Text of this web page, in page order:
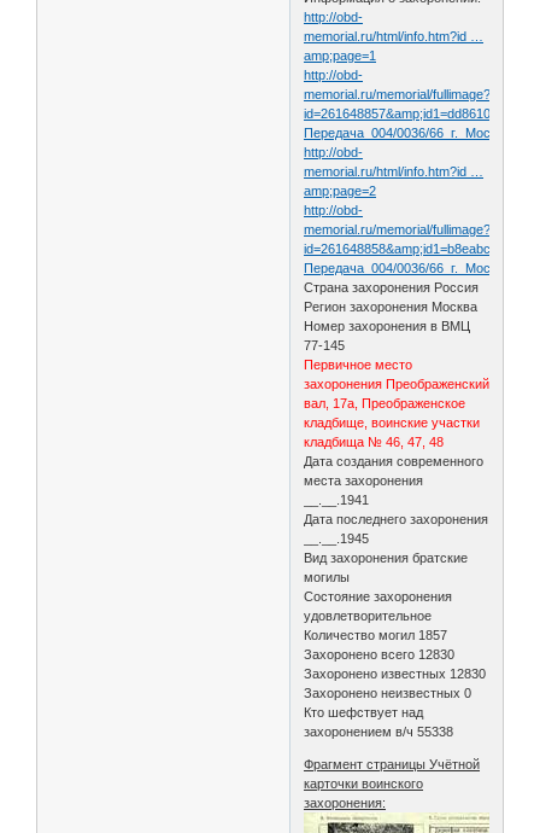
http://obd-
memorial.ru/html/info.htm?id …
amp;page=1
http://obd-
memorial.ru/memorial/fullimage?
Передача_004/0036/66_г._Москва/
http://obd-
memorial.ru/html/info.htm?id …
amp;page=2
http://obd-
memorial.ru/memorial/fullimage?
Передача_004/0036/66_г._Москва/
Страна захоронения Россия
Регион захоронения Москва
Номер захоронения в ВМЦ
77-145
Первичное место
захоронения Преображенский
вал, 17а, Преображенское
кладбище, воинские участки
кладбища № 46, 47, 48
Дата создания современного
места захоронения
__.__.1941
Дата последнего захоронения
__.__.1945
Вид захоронения братские
могилы
Состояние захоронения
удовлетворительное
Количество могил 1857
Захоронено всего 12830
Захоронено известных 12830
Захоронено неизвестных 0
Кто шефствует над
захоронением в/ч 55338
Фрагмент страницы Учётной
карточки воинского
захоронения: